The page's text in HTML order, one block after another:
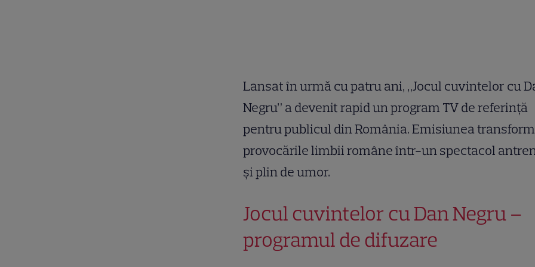
Lansat în urmă cu patru ani, „Jocul cuvintelor cu
Negru” a devenit rapid un program TV de referință
pentru publicul din România. Emisiunea
provocările limbii române într-un spectacol
și plin de umor.
Jocul cuvintelor cu Dan Negru –
programul de difuzare